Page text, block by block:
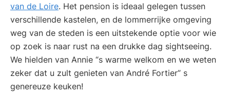
van de Loire. Het pension is ideaal gelegen tussen
verschillende kastelen, en de lommerrijke omgeving
weg van de steden is een uitstekende optie voor wie
op zoek is naar rust na een drukke dag sightseeing.
We hielden van Annie “s warme welkom en we weten
zeker dat u zult genieten van André Fortier” s
genereuze keuken!